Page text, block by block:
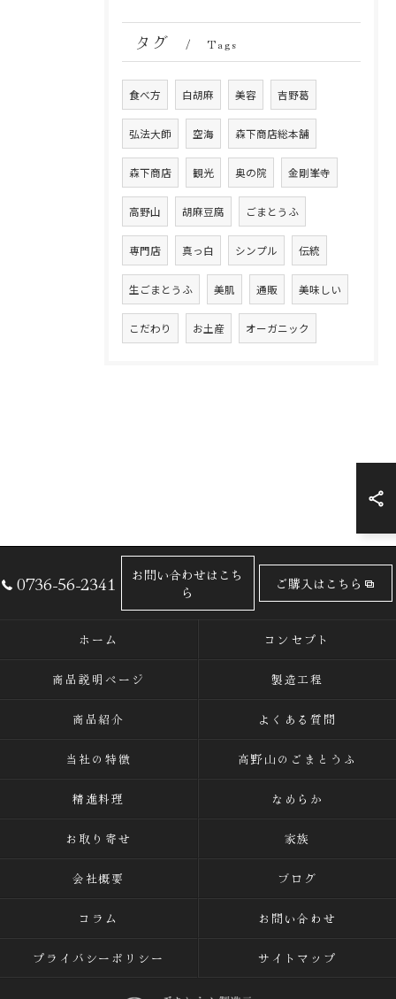
タグ Tags
食べ方 白胡麻 美容 吉野葛
弘法大師 空海 森下商店総本舗
森下商店 観光 奥の院 金剛峯寺
高野山 胡麻豆腐 ごまとうふ
専門店 真っ白 シンプル 伝統
生ごまとうふ 美肌 通販 美味しい
こだわり お土産 オーガニック
0736-56-2341
お問い合わせはこち
ら
ご購入はこちら
ホーム コンセプト
商品説明ページ 製造工程
商品紹介 よくある質問
当社の特徴 高野山のごまとうふ
精進料理 なめらか
お取り寄せ 家族
会社概要 ブログ
コラム お問い合わせ
プライバシーポリシー サイトマップ